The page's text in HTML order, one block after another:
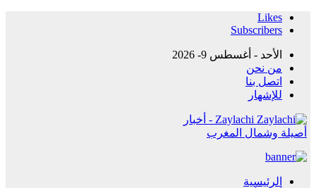
Likes
Subscribers
الأحد - أغسطس 9- 2026
من نحن
اتصل بنا
للإشهار
Zaylachi - أخبار
أصيلة وشمال المغرب
الرئيسية